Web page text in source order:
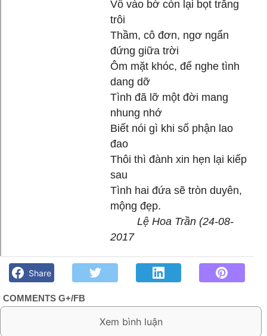
Vỗ vào bờ còn lại bọt trắng
trôi
Thầm, cô đơn, ngơ ngẩn
đứng giữa trời
Ôm mặt khóc, để nghe tình
dang dỡ
Tình đã lỡ một đời mang
nhung nhớ
Biết nói gì khi số phận lao
đao
Thôi thì đành xin hẹn lại kiếp
sau
Tình hai đứa sẽ tròn duyên,
mộng đẹp.
Lệ Hoa Trần (24-08-
2017
và bạn bè. Chút gì để nhớ!
Share
COMMENTS G+/FB